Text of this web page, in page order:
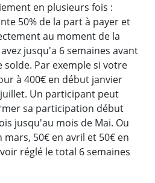
en plusieurs fois :
50% de la part à payer et
au moment de la
jusqu'a 6 semaines avant
Par exemple si votre
à 400€ en début janvier
Un participant peut
sa participation début
jusqu'au mois de Mai. Ou
50€ en avril et 50€ en
réglé le total 6 semaines